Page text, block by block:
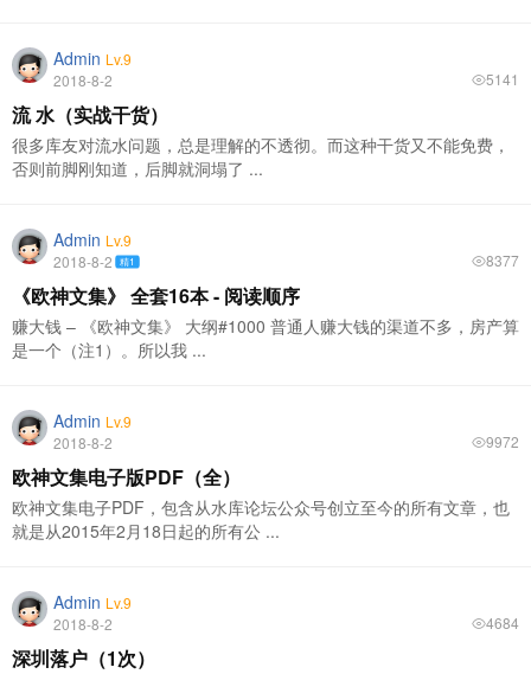
Admin Lv.9
2018-8-2
5141
流 水（实战干货）
很多库友对流水问题，总是理解的不透彻。而这种干货又不能免费，
否则前脚刚知道，后脚就洞塌了 ...
Admin Lv.9
2018-8-2 精1 8377
《欧神文集》 全套16本 - 阅读顺序
赚大钱 – 《欧神文集》 大纲#1000 普通人赚大钱的渠道不多，房产算
是一个（注1）。所以我 ...
Admin Lv.9
2018-8-2
9972
欧神文集电子版PDF（全）
欧神文集电子PDF，包含从水库论坛公众号创立至今的所有文章，也
就是从2015年2月18日起的所有公 ...
Admin Lv.9
2018-8-2
4684
深圳落户（1次）